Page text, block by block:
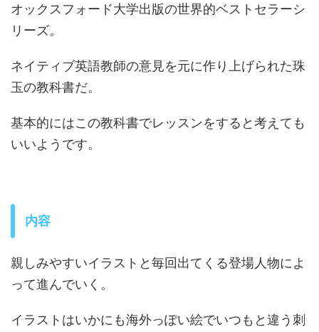
オックスフォード大学出版の世界的ベストセラーシ
リーズ。
ネイティブ英語教師の意見を元に作り上げられた珠
玉の教科書だ。
基本的にはこの教科書でレッスンをすると考えても
いいようです。
内容
親しみやすいイラストと毎回出てくる登場人物によ
って進んでいく。
イラストはいかにも海外っぽい絵でいつもと違う刺